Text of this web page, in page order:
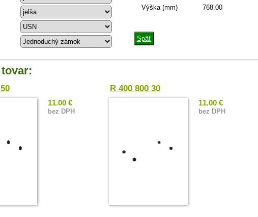
Výška (mm)
768.00
Späť
11.00 €
bez DPH
R 400 800 30
11.00 €
bez DPH